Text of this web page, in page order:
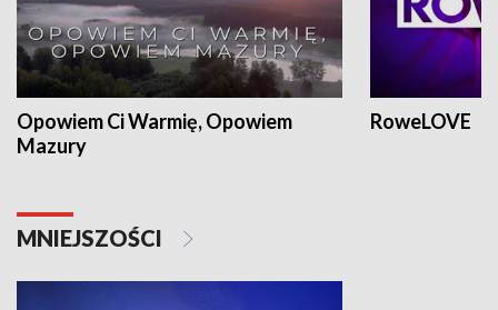
Opowiem Ci Warmię, Opowiem
Mazury
RoweLOVE
MNIEJSZOŚCI